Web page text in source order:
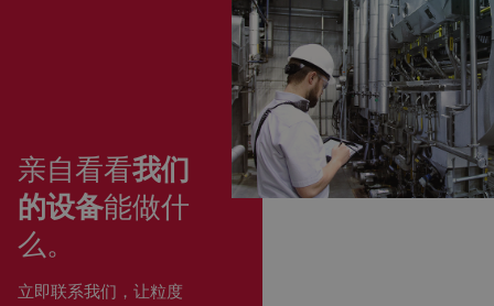
亲自看看我们
的设备能做什
么。
立即联系我们，让粒度